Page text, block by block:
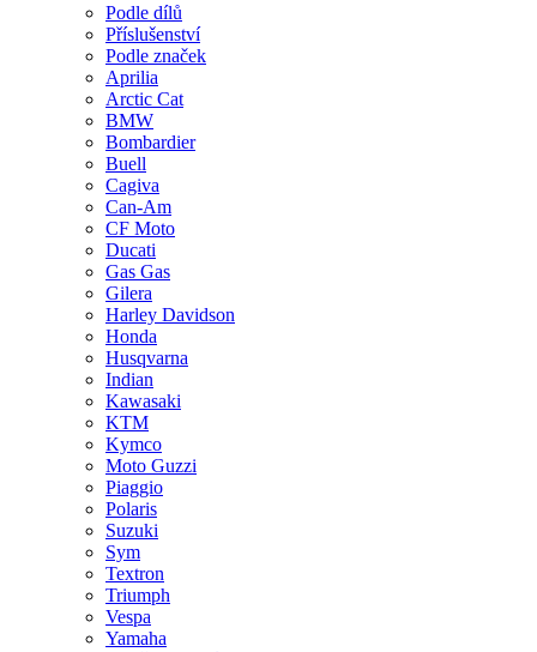
Podle dílů
Příslušenství
Podle značek
Aprilia
Arctic Cat
BMW
Bombardier
Buell
Cagiva
Can-Am
CF Moto
Ducati
Gas Gas
Gilera
Harley Davidson
Honda
Husqvarna
Indian
Kawasaki
KTM
Kymco
Moto Guzzi
Piaggio
Polaris
Suzuki
Sym
Textron
Triumph
Vespa
Yamaha